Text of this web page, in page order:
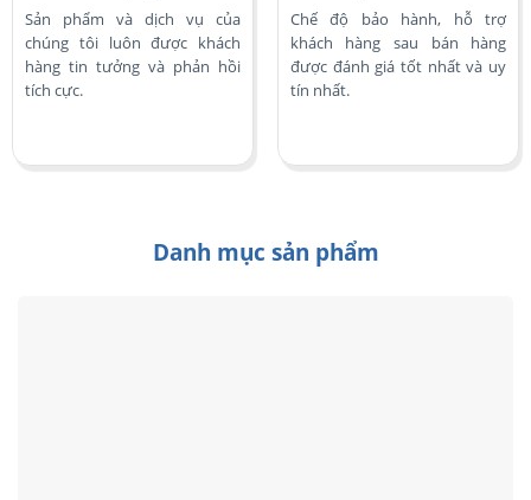
Sản phẩm và dịch vụ của
chúng tôi luôn được khách
hàng tin tưởng và phản hồi
tích cực.
Chế độ bảo hành, hỗ trợ
khách hàng sau bán hàng
được đánh giá tốt nhất và uy
tín nhất.
Danh mục sản phẩm